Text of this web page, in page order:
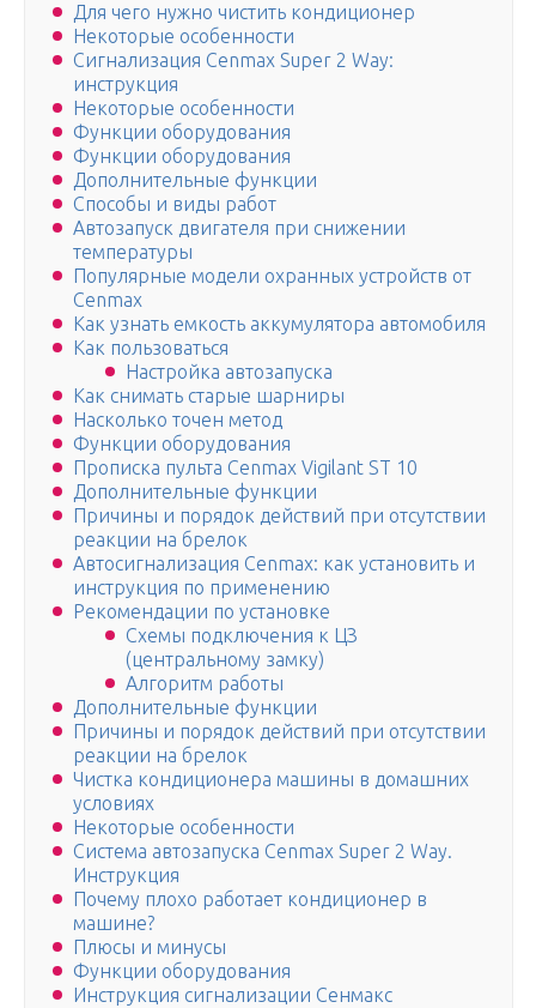
Для чего нужно чистить кондиционер
Некоторые особенности
Сигнализация Cenmax Super 2 Way:
инструкция
Некоторые особенности
Функции оборудования
Функции оборудования
Дополнительные функции
Способы и виды работ
Автозапуск двигателя при снижении
температуры
Популярные модели охранных устройств от
Cenmax
Как узнать емкость аккумулятора автомобиля
Как пользоваться
Настройка автозапуска
Как снимать старые шарниры
Насколько точен метод
Функции оборудования
Прописка пульта Cenmax Vigilant ST 10
Дополнительные функции
Причины и порядок действий при отсутствии
реакции на брелок
Автосигнализация Cenmax: как установить и
инструкция по применению
Рекомендации по установке
Схемы подключения к ЦЗ
(центральному замку)
Алгоритм работы
Дополнительные функции
Причины и порядок действий при отсутствии
реакции на брелок
Чистка кондиционера машины в домашних
условиях
Некоторые особенности
Система автозапуска Cenmax Super 2 Way.
Инструкция
Почему плохо работает кондиционер в
машине?
Плюсы и минусы
Функции оборудования
Инструкция сигнализации Сенмакс